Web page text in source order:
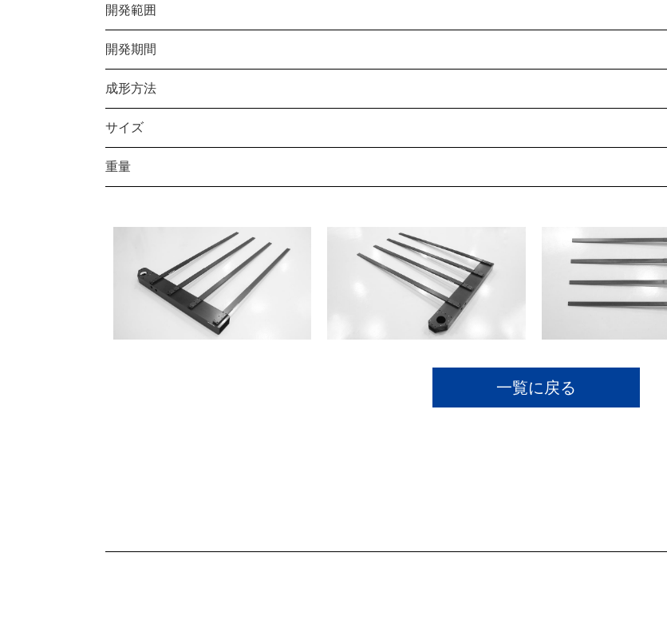
開発範囲
開発期間
成形方法
サイズ
重量
一覧に戻る